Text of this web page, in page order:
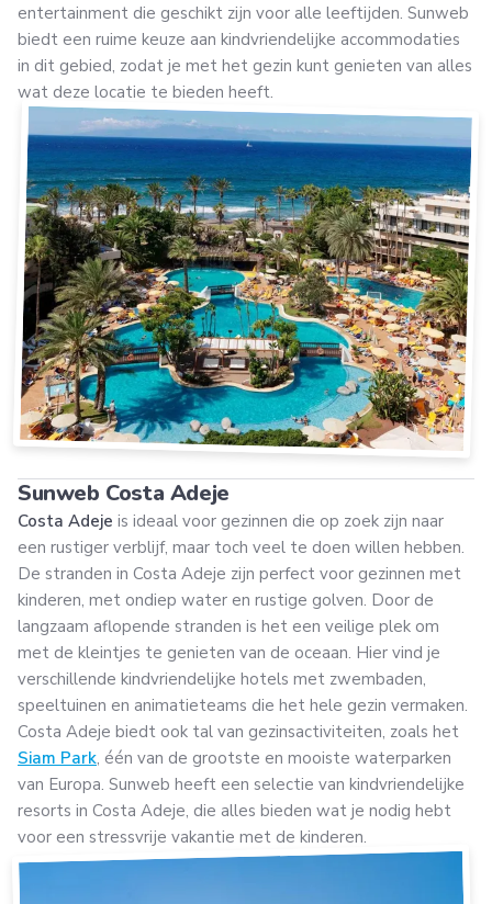
entertainment die geschikt zijn voor alle leeftijden. Sunweb
biedt een ruime keuze aan kindvriendelijke accommodaties
in dit gebied, zodat je met het gezin kunt genieten van alles
wat deze locatie te bieden heeft.
Sunweb Costa Adeje
Costa Adeje is ideaal voor gezinnen die op zoek zijn naar
een rustiger verblijf, maar toch veel te doen willen hebben.
De stranden in Costa Adeje zijn perfect voor gezinnen met
kinderen, met ondiep water en rustige golven. Door de
langzaam aflopende stranden is het een veilige plek om
met de kleintjes te genieten van de oceaan. Hier vind je
verschillende kindvriendelijke hotels met zwembaden,
speeltuinen en animatieteams die het hele gezin vermaken.
Costa Adeje biedt ook tal van gezinsactiviteiten, zoals het
Siam Park, één van de grootste en mooiste waterparken
van Europa. Sunweb heeft een selectie van kindvriendelijke
resorts in Costa Adeje, die alles bieden wat je nodig hebt
voor een stressvrije vakantie met de kinderen.